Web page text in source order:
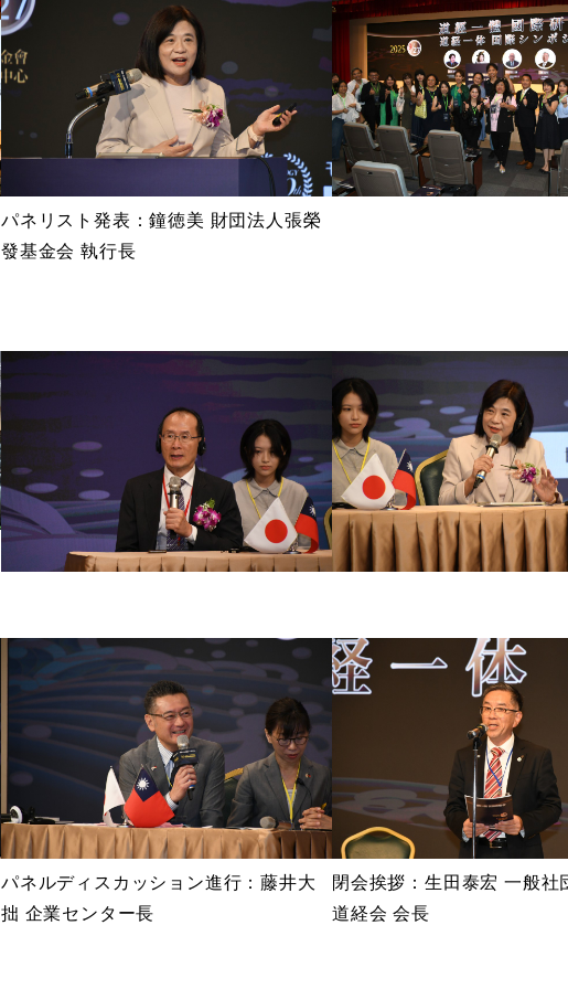
パネリスト発表：鐘徳美 財団法人張榮
發基金会 執行長
パネルディスカッション進行：藤井大
拙 企業センター長
閉会挨拶：生田泰宏 一般社
道経会 会長